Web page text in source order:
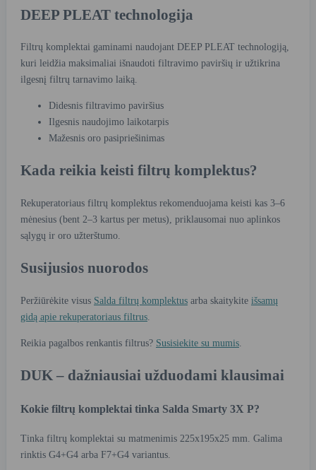
DEEP PLEAT technologija
Filtrų komplektai gaminami naudojant DEEP PLEAT technologiją,
kuri leidžia maksimaliai išnaudoti filtravimo paviršių ir užtikrina
ilgesnį filtrų tarnavimo laiką.
Didesnis filtravimo paviršius
Ilgesnis naudojimo laikotarpis
Mažesnis oro pasipriešinimas
Kada reikia keisti filtrų komplektus?
Rekuperatoriaus filtrų komplektus rekomenduojama keisti kas 3–6
mėnesius (bent 2–3 kartus per metus), priklausomai nuo aplinkos
sąlygų ir oro užterštumo.
Susijusios nuorodos
Peržiūrėkite visus Salda filtrų komplektus arba skaitykite išsamų
gidą apie rekuperatoriaus filtrus
Reikia pagalbos renkantis filtrus? Susisiekite su mumis
DUK – dažniausiai užduodami klausimai
Kokie filtrų komplektai tinka Salda Smarty 3X P?
Tinka filtrų komplektai su matmenimis 225x195x25 mm. Galima
rinktis G4+G4 arba F7+G4 variantus.